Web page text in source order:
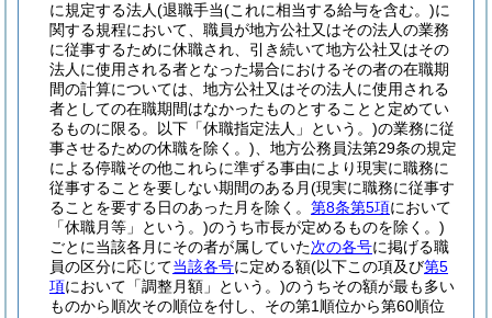
に規定する法人(退職手当(これに相当する給与を含む。)に
関する規程において、職員が地方公社又はその法人の業務
に従事するために休職され、引き続いて地方公社又はその
法人に使用される者となった場合におけるその者の在職期
間の計算については、地方公社又はその法人に使用される
者としての在職期間はなかったものとすることと定めてい
るものに限る。以下「休職指定法人」という。)の業務に従
事させるための休職を除く。) 、地方公務員法第29条の規定
による停職その他これらに準ずる事由により現実に職務に
従事することを要しない期間のある月(現実に職務に従事す
ることを要する日のあった月を除く。 第8条第5項において
「休職月等」という。)のうち市長が定めるものを除く。)
ごとに当該各月にその者が属していた次の各号に掲げる職
員の区分に応じて当該各号に定める額(以下この項及び第5
項において「調整月額」という。)のうちその額が最も多い
ものから順次その順位を付し、その第1順位から第60順位